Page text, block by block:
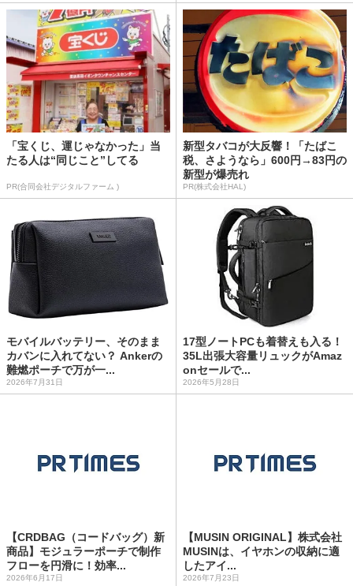
「宝くじ、運じゃなかった」当
たる人は“同じこと”してる
PR(合同会社デジタルファーム )
新型タバコが大反響！「たばこ
税、さようなら」600円→83円の
新型が爆売れ
PR(株式会社HAL)
モバイルバッテリー、そのまま
カバンに入れてない？ Ankerの
難燃ポーチで万が一...
2026年7月31日
17型ノートPCも着替えも入る！
35L出張大容量リュックがAmaz
onセールで...
2026年5月28日
【CRDBAG（コードバッグ）新
商品】モジュラーポーチで制作
フローを円滑に！効率...
2026年6月17日
【MUSIN ORIGINAL】株式会社
MUSINは、イヤホンの収納に適
したアイ...
2026年7月23日